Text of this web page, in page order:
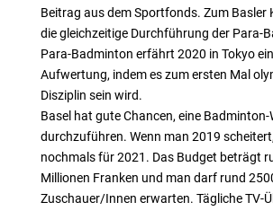
Beitrag aus dem Sportfonds. Zum Basler
die gleichzeitige Durchführung der Para-
Para-Badminton erfährt 2020 in Tokyo
Aufwertung, indem es zum ersten Mal
Disziplin sein wird.
Basel hat gute Chancen, eine Badminton-
durchzuführen. Wenn man 2019
nochmals für 2021. Das Budget beträgt
Millionen Franken und man darf rund
Zuschauer/Innen erwarten. Tägliche TV-